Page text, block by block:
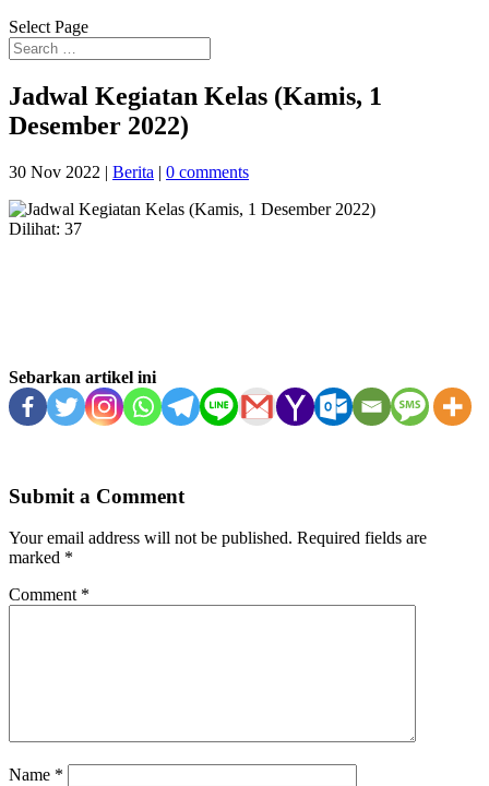
Select Page
Jadwal Kegiatan Kelas (Kamis, 1
Desember 2022)
30 Nov 2022 | Berita | 0 comments
Dilihat: 37
Sebarkan artikel ini
Submit a Comment
Your email address will not be published. Required fields are
marked *
Comment *
Name *